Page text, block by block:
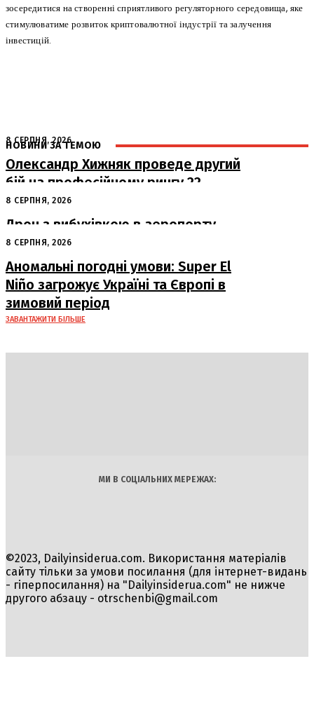
зосередитися на створенні сприятливого регуляторного середовища, яке
стимулюватиме розвиток криптовалютної індустрії та залучення
інвестицій.
НОВИНИ ЗА ТЕМОЮ
8 СЕРПНЯ, 2026
Олександр Хижняк проведе другий
бій на професійному рингу 22
серпня у Львові
8 СЕРПНЯ, 2026
Дрон з вибухівкою в аеропорту
Лейпцига: США підозрюють Росію
8 СЕРПНЯ, 2026
Аномальні погодні умови: Super El
Niño загрожує Україні та Європі в
зимовий період
ЗАВАНТАЖИТИ БІЛЬШЕ
МИ В СОЦІАЛЬНИХ МЕРЕЖАХ:
©2023, Dailyinsiderua.com. Використання матеріалів
сайту тільки за умови посилання (для інтернет-видань
- гіперпосилання) на "Dailyinsiderua.com" не нижче
другого абзацу - otrschenbi@gmail.com